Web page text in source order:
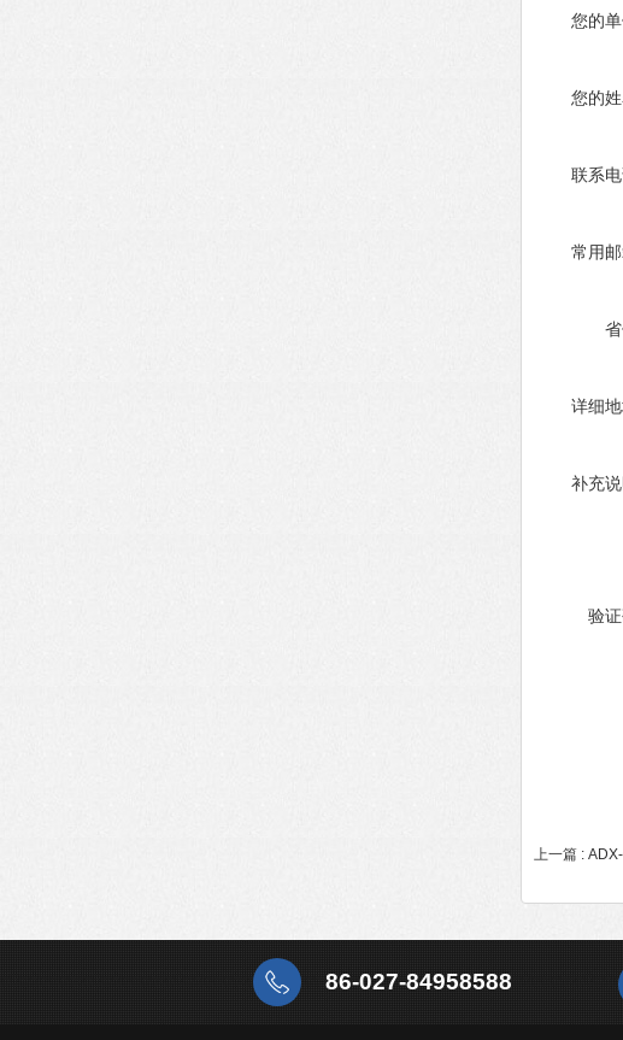
您的单
您的姓
联系电
常用邮
省
详细地
补充说
验证
上一篇 :
86-027-84958588